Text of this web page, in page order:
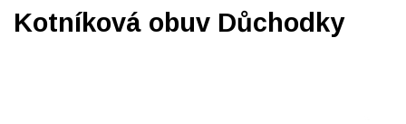
Kotníková obuv Důchodky